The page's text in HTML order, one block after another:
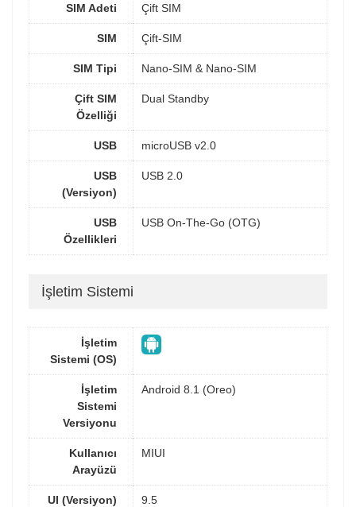
SIM Adeti Çift SIM
SIM Çift-SIM
SIM Tipi Nano-SIM & Nano-SIM
Çift SIM
Özelliği
Dual Standby
USB microUSB v2.0
USB
(Versiyon)
USB 2.0
USB
Özellikleri
USB On-The-Go (OTG)
İşletim Sistemi
İşletim
Sistemi (OS)
İşletim
Sistemi
Versiyonu
Android 8.1 (Oreo)
Kullanıcı
Arayüzü
MIUI
UI (Versiyon) 9.5